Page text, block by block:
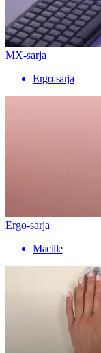
MX-sarja
Ergo-sarja
Ergo-sarja
Macille